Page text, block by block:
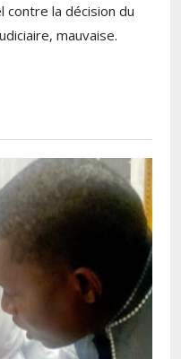
contre la décision du
mauvaise.